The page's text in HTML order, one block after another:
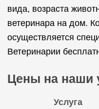
вида, возраста
ветеринара на дом.
осуществляется
Ветеринарии
Цены на наши
Услуга